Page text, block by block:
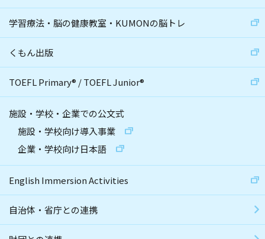
学習療法・脳の健康教室・KUMONの脳トレ
くもん出版
TOEFL Primary® /TOEFL Junior®
施設・学校・企業での公文式
施設・学校向け導入事業
企業・学校向け日本語
English Immersion Activities
自治体・省庁との連携